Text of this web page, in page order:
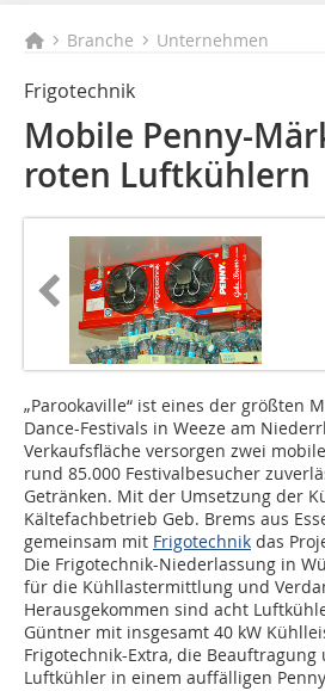
Branche Unternehmen
Frigotechnik
Mobile Penny-
roten Luftkühlern
„Parookaville“ ist eines der größten
Dance-Festivals in Weeze am
Verkaufsfläche versorgen zwei
rund 85.000 Festivalbesucher
Getränken. Mit der Umsetzung der
Kältefachbetrieb Geb. Brems aus
gemeinsam mit Frigotechnik das
Die Frigotechnik-Niederlassung in
für die Kühllastermittlung und
Herausgekommen sind acht
Güntner mit insgesamt 40 kW
Frigotechnik-Extra, die
Luftkühler in einem auffälligen